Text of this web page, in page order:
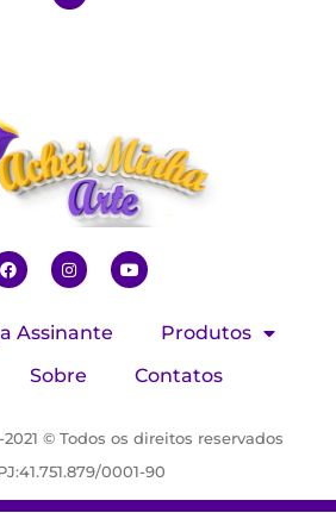
Assinante
Produtos
Sobre Contatos
© Todos os direitos reservados
0001-90